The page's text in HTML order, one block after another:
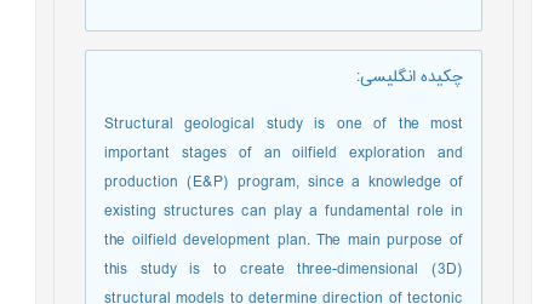
چکیده انگلیسی:
Structural geological study is one of the most
important stages of an oilfield exploration and
production (E&P) program, since a knowledge of
existing structures can play a fundamental role in
the oilfield development plan. The main purpose of
this study is to create three-dimensional (3D)